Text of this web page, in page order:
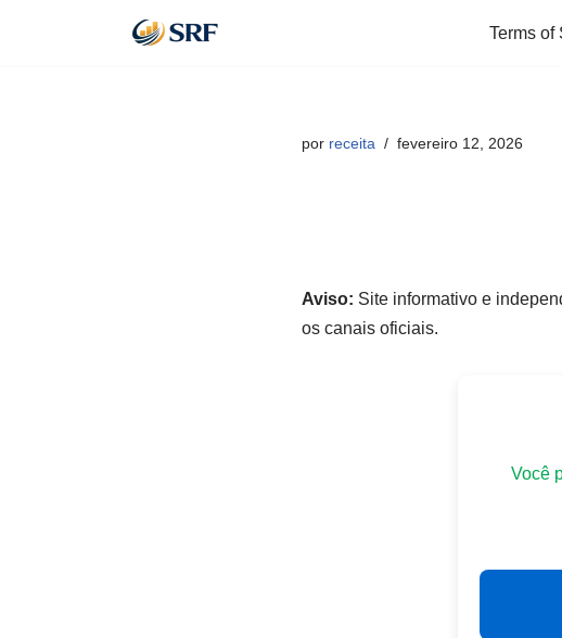
Terms of
por receita fevereiro 12, 2026
Aviso: Site informativo e
os canais oficiais.
Você